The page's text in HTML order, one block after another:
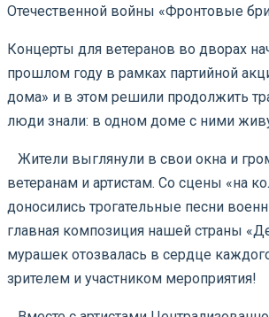
Отечественной войны «Фронтовые
Концерты для ветеранов во дворах
прошлом году в рамках партийной
дома» и в этом решили продолжить
люди знали: в одном доме с ними
⠀Жители выглянули в свои окна и
ветеранам и артистам. Со сцены «на
доносились трогательные песни
главная композиция нашей страны
мурашек отозвалась в сердце
зрителем и участником мероприятия!